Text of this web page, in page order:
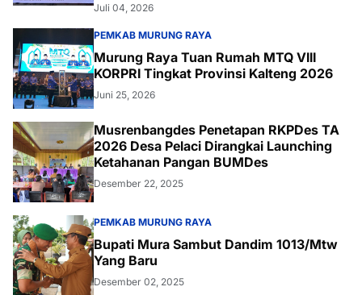
Juli 04, 2026
PEMKAB MURUNG RAYA
Murung Raya Tuan Rumah MTQ VIII
KORPRI Tingkat Provinsi Kalteng 2026
Juni 25, 2026
Musrenbangdes Penetapan RKPDes TA
2026 Desa Pelaci Dirangkai Launching
Ketahanan Pangan BUMDes
Desember 22, 2025
PEMKAB MURUNG RAYA
Bupati Mura Sambut Dandim 1013/Mtw
Yang Baru
Desember 02, 2025